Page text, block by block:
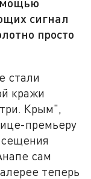
сигнал
просто
стали
кражи
Крым",
премьеру
сам
теперь